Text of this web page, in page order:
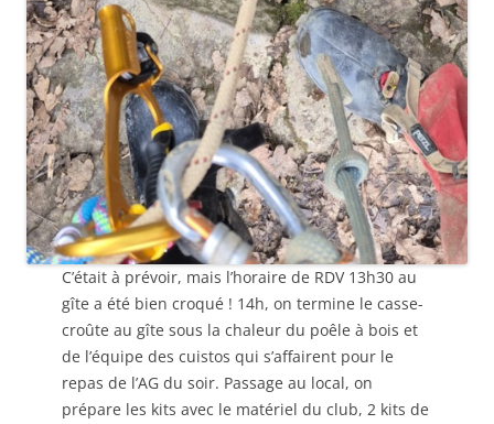
C’était à prévoir, mais l’horaire de RDV 13h30 au
gîte a été bien croqué ! 14h, on termine le casse-
croûte au gîte sous la chaleur du poêle à bois et
de l’équipe des cuistos qui s’affairent pour le
repas de l’AG du soir. Passage au local, on
prépare les kits avec le matériel du club, 2 kits de